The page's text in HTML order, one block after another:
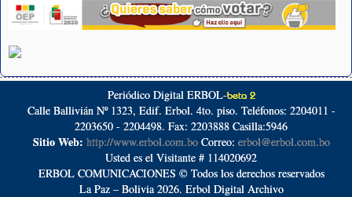
Periódico Digital ERBOL-beta 2
Calle Ballivián Nº 1323, Edif. Erbol. 4to. piso. Teléfonos: 2204011 -
2203650 - 2204498. Fax: 2203888 Casilla:5946
Sitio Web: http://www.erbol.com.boCorreo: erbol@erbol.com.bo
Usted es el Visitante # 114020692
ERBOL COMUNICACIONES © Todos los derechos reservados
La Paz – Bolivia 2026. Erbol Digital Archivo